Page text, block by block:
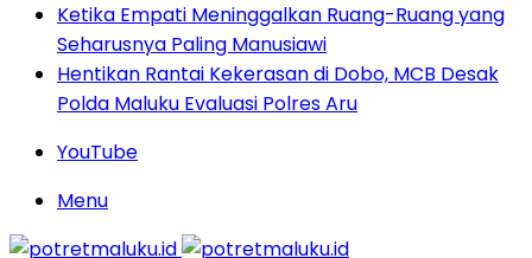
Ketika Empati Meninggalkan Ruang-Ruang yang
Seharusnya Paling Manusiawi
Hentikan Rantai Kekerasan di Dobo, MCB Desak
Polda Maluku Evaluasi Polres Aru
YouTube
Menu